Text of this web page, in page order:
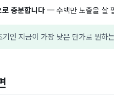
충분합니다 — 수백만 노출을 살
기인 지금이 가장 낮은 단가로 원하